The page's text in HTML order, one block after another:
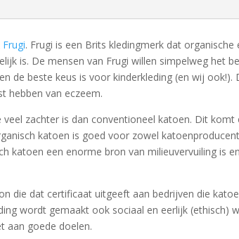
Frugi. Frugi is een Brits kledingmerk dat
is. De mensen van Frugi willen simpelweg het
de beste keus is voor kinderkleding (en wij
hebben van eczeem.
zachter is dan conventioneel katoen. Dit
katoen is goed voor zowel
katoen een enorme bron van milieuvervuiling is
die dat certificaat uitgeeft aan bedrijven die
wordt gemaakt ook sociaal en eerlijk (ethisch)
aan goede doelen.